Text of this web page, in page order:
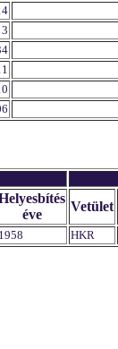
3
éve
Vetület
1958 HKR